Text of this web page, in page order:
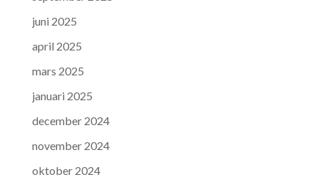
juni 2025
april 2025
mars 2025
januari 2025
december 2024
november 2024
oktober 2024